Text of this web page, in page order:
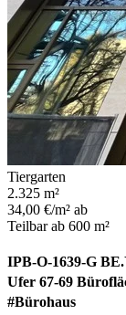
Tiergarten
2.325 m²
34,00 €/m² ab
Teilbar ab 600 m²
IPB-O-1639-G
Ufer 67-69
#Bürohaus